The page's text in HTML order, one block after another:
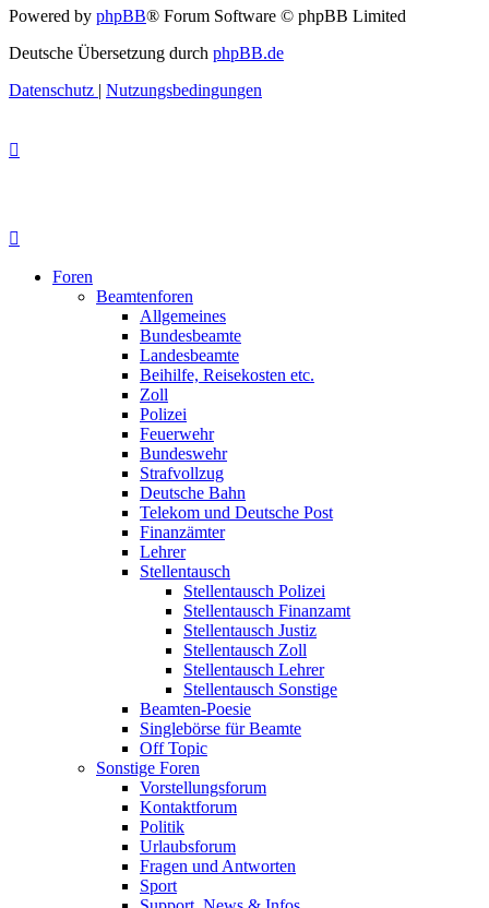
Powered by phpBB® Forum Software © phpBB Limited
Deutsche Übersetzung durch phpBB.de
Datenschutz | Nutzungsbedingungen
Foren
Beamtenforen
Allgemeines
Bundesbeamte
Landesbeamte
Beihilfe, Reisekosten etc.
Zoll
Polizei
Feuerwehr
Bundeswehr
Strafvollzug
Deutsche Bahn
Telekom und Deutsche Post
Finanzämter
Lehrer
Stellentausch
Stellentausch Polizei
Stellentausch Finanzamt
Stellentausch Justiz
Stellentausch Zoll
Stellentausch Lehrer
Stellentausch Sonstige
Beamten-Poesie
Singlebörse für Beamte
Off Topic
Sonstige Foren
Vorstellungsforum
Kontaktforum
Politik
Urlaubsforum
Fragen und Antworten
Sport